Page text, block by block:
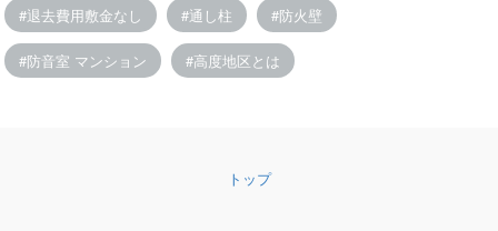
退去費用敷金なし 通し柱 防火壁
防音室 マンション 高度地区とは
トップ